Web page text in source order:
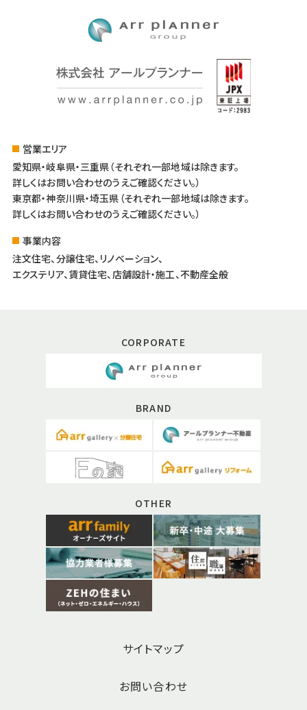
営業エリア
愛知県・岐阜県・三重県（それぞれ一部地域は除きます。
詳しくはお問い合わせのうえご確認ください。）
東京都・神奈川県・埼玉県（それぞれ一部地域は除きます。
詳しくはお問い合わせのうえご確認ください。）
事業内容
注文住宅、分譲住宅、リノベーション、
エクステリア、賃貸住宅、店舗設計・施工、不動産全般
CORPORATE
BRAND
OTHER
サイトマップ
お問い合わせ